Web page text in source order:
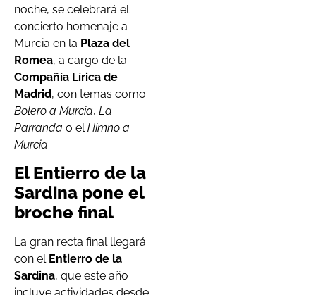
noche, se celebrará el
concierto homenaje a
Murcia en la Plaza del
Romea, a cargo de la
Compañía Lírica de
Madrid, con temas como
Bolero a Murcia, La
Parranda o el Himno a
Murcia.
El Entierro de la
Sardina pone el
broche final
La gran recta final llegará
con el Entierro de la
Sardina, que este año